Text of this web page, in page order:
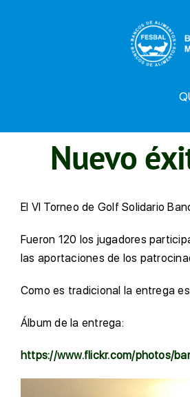
Nuevo
El VI Torneo de Golf Solidario
Fueron 120 los jugadores
las aportaciones de los
Como es tradicional la entrega
Álbum de la entrega:
https://www.flickr.com/photos/